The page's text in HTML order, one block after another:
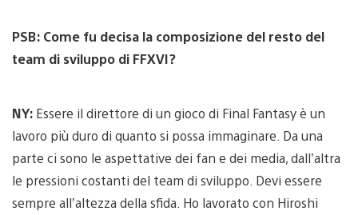
PSB: Come fu decisa la composizione del resto del
team di sviluppo di FFXVI?
NY: Essere il direttore di un gioco di Final Fantasy è un
lavoro più duro di quanto si possa immaginare. Da una
parte ci sono le aspettative dei fan e dei media, dall’altra
le pressioni costanti del team di sviluppo. Devi essere
sempre all’altezza della sfida. Ho lavorato con Hiroshi